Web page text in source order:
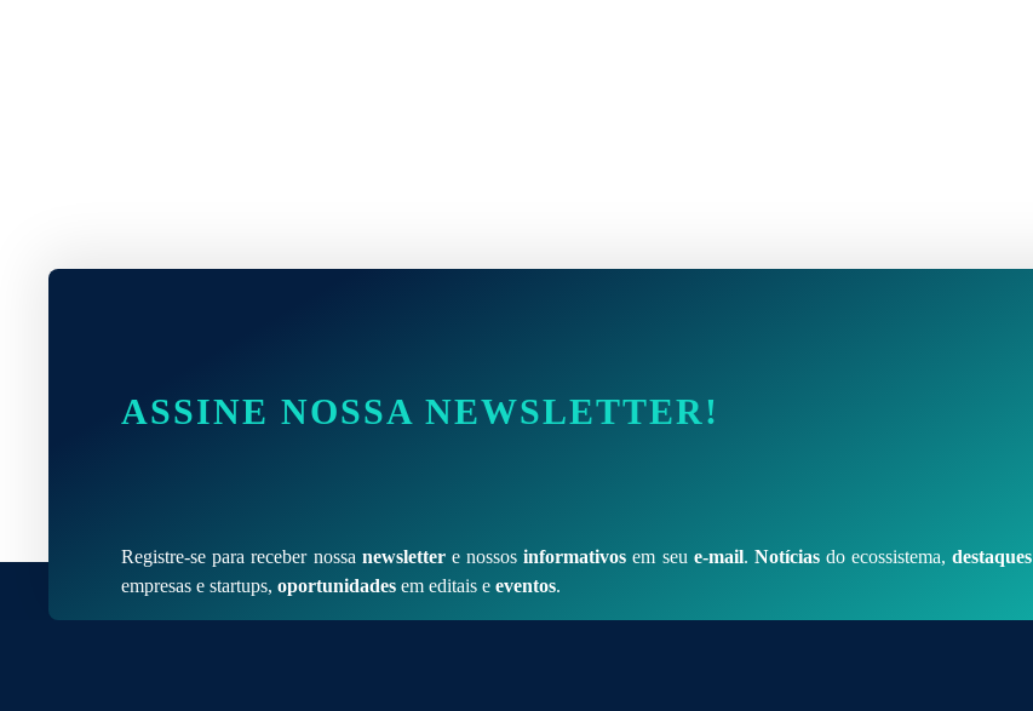
ASSINE NOSSA NEWSLETTER!
Registre-se para receber nossa newslettere nossosinformativos em seu e-mail. Notíciasdo ecossistema,destaques
empresas e startups, oportunidades em editais e eventos.